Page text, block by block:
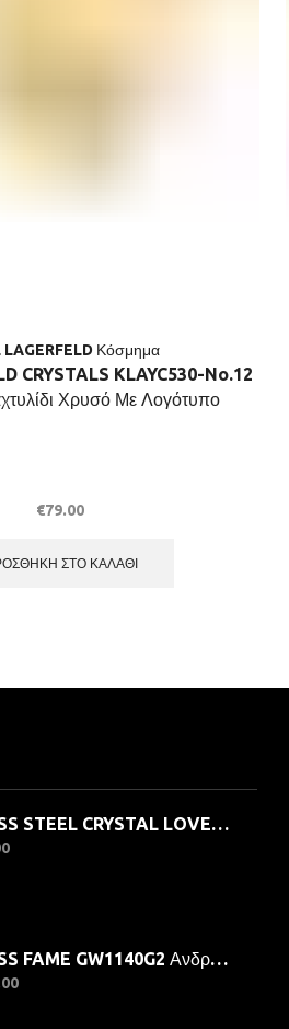
LAGERFELD Κόσμημα
CRYSTALS KLAYC530-No.12
Χρυσό Με Λογότυπο
€79.00
ΣΤΟ ΚΑΛΆΘΙ
GUESS STEEL CRYSTAL LOVE JUBR06363JWYG-No.56 Δαχτυλίδι Χρυσό Με Καρδιά
GUESS FAME GW1140G2 Ανδρικό Ρολόι Quatrz Ακριβείας